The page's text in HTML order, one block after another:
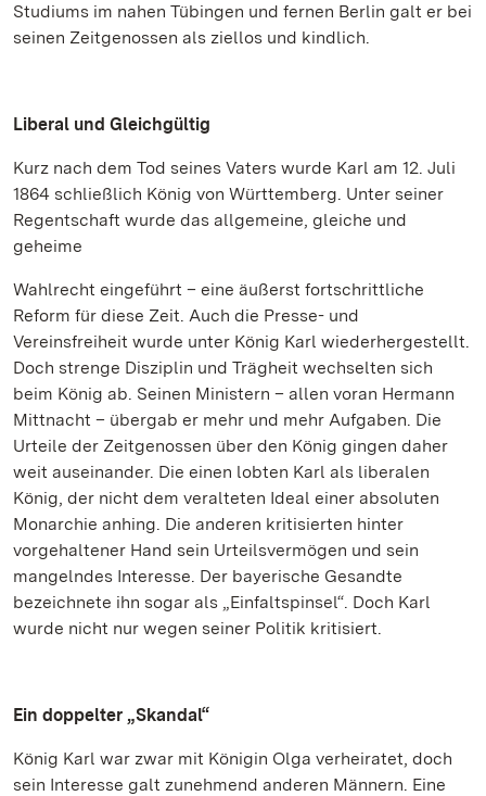
Studiums im nahen Tübingen und fernen Berlin galt er bei
seinen Zeitgenossen als ziellos und kindlich.
Liberal und Gleichgültig
Kurz nach dem Tod seines Vaters wurde Karl am 12. Juli
1864 schließlich König von Württemberg. Unter seiner
Regentschaft wurde das allgemeine, gleiche und
geheime
Wahlrecht eingeführt – eine äußerst fortschrittliche
Reform für diese Zeit. Auch die Presse- und
Vereinsfreiheit wurde unter König Karl wiederhergestellt.
Doch strenge Disziplin und Trägheit wechselten sich
beim König ab. Seinen Ministern – allen voran Hermann
Mittnacht – übergab er mehr und mehr Aufgaben. Die
Urteile der Zeitgenossen über den König gingen daher
weit auseinander. Die einen lobten Karl als liberalen
König, der nicht dem veralteten Ideal einer absoluten
Monarchie anhing. Die anderen kritisierten hinter
vorgehaltener Hand sein Urteilsvermögen und sein
mangelndes Interesse. Der bayerische Gesandte
bezeichnete ihn sogar als „Einfaltspinsel“. Doch Karl
wurde nicht nur wegen seiner Politik kritisiert.
Ein doppelter „Skandal“
König Karl war zwar mit Königin Olga verheiratet, doch
sein Interesse galt zunehmend anderen Männern. Eine